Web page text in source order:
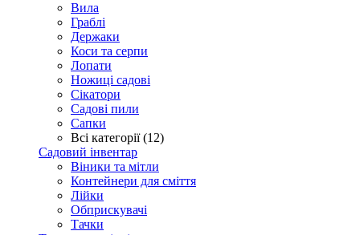
Вила
Граблі
Держаки
Коси та серпи
Лопати
Ножиці садові
Сікатори
Садові пили
Сапки
Всі категорії (12)
Садовий інвентар
Віники та мітли
Контейнери для сміття
Лійки
Обприскувачі
Тачки